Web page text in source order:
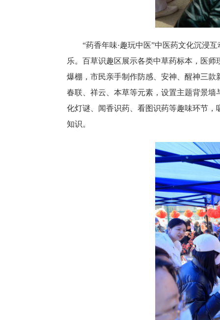
“药香年味·趣玩中医”中医药文化沉浸
乐。百草识趣区展示各类中草药标本，医
爆棚，市民亲手制作防感、安神、醒神三
春联、祥云、本草等元素，设置主题背景
化灯谜、闻香识药、看图识药等趣味环节
知识。